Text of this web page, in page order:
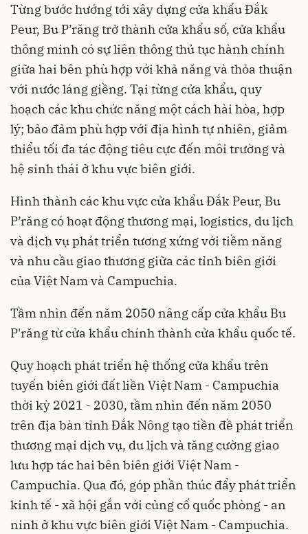
Từng bước hướng tới xây dựng cửa khẩu Đắk
Peur, Bu P’răng trở thành cửa khẩu số, cửa khẩu
thông minh có sự liên thông thủ tục hành chính
giữa hai bên phù hợp với khả năng và thỏa thuận
với nước láng giềng. Tại từng cửa khẩu, quy
hoạch các khu chức năng một cách hài hòa, hợp
lý; bảo đảm phù hợp với địa hình tự nhiên, giảm
thiểu tối đa tác động tiêu cực đến môi trường và
hệ sinh thái ở khu vực biên giới.
Hình thành các khu vực cửa khẩu Đắk Peur, Bu
P’răng có hoạt động thương mại, logistics, du lịch
và dịch vụ phát triển tương xứng với tiềm năng
và nhu cầu giao thương giữa các tỉnh biên giới
của Việt Nam và Campuchia.
Tầm nhìn đến năm 2050 nâng cấp cửa khẩu Bu
P'răng từ cửa khẩu chính thành cửa khẩu quốc tế.
Quy hoạch phát triển hệ thống cửa khẩu trên
tuyến biên giới đất liền Việt Nam - Campuchia
thời kỳ 2021 - 2030, tầm nhìn đến năm 2050
trên địa bàn tỉnh Đắk Nông tạo tiền đề phát triển
thương mại dịch vụ, du lịch và tăng cường giao
lưu hợp tác hai bên biên giới Việt Nam -
Campuchia. Qua đó, góp phần thúc đẩy phát triển
kinh tế - xã hội gắn với củng cố quốc phòng - an
ninh ở khu vực biên giới Việt Nam - Campuchia.